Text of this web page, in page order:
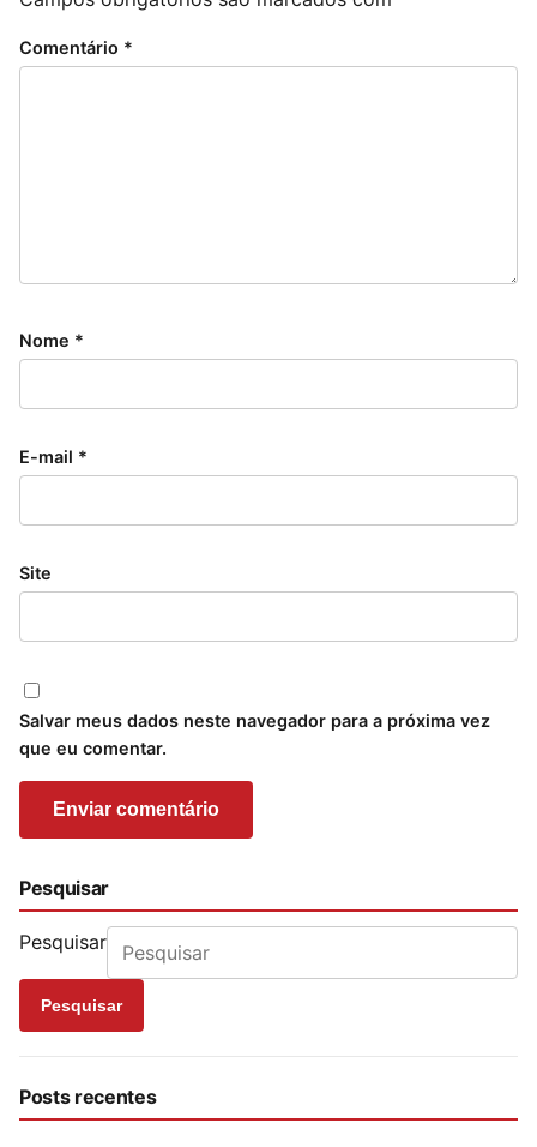
Comentário *
Nome *
E-mail *
Site
Salvar meus dados neste navegador para a próxima vez
que eu comentar.
Pesquisar
Pesquisar
Pesquisar
Posts recentes